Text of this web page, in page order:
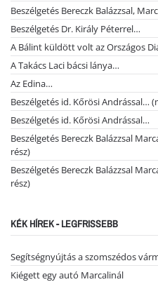
Beszélgetés Bereczk Balázzsal,
Beszélgetés Dr. Király Péterrel…
A Bálint küldött volt az Országos
A Takács Laci bácsi lánya…
Az Edina…
Beszélgetés id. Kőrösi Andrással…
Beszélgetés id. Kőrösi Andrással…
Beszélgetés Bereczk Balázzsal
rész)
Beszélgetés Bereczk Balázzsal
rész)
KÉK HÍREK - LEGFRISSEBB
Segítségnyújtás a szomszédos
Kiégett egy autó Marcalinál